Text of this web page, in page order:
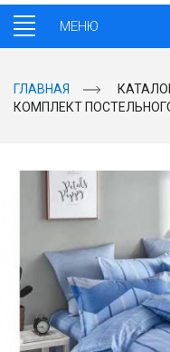
ГЛАВНАЯ
КОМПЛЕКТ